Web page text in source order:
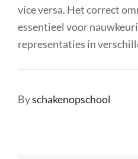
vice versa. Het correct
essentieel voor
representaties in
Byschakenopschool